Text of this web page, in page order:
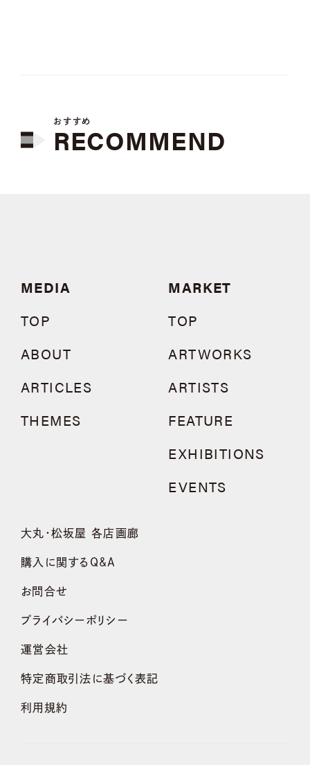
おすすめ
RECOMMEND
MEDIA
TOP
ABOUT
ARTICLES
THEMES
MARKET
TOP
ARTWORKS
ARTISTS
FEATURE
EXHIBITIONS
EVENTS
大丸・松坂屋 各店画廊
購入に関するQ&A
お問合せ
プライバシーポリシー
運営会社
特定商取引法に基づく表記
利用規約